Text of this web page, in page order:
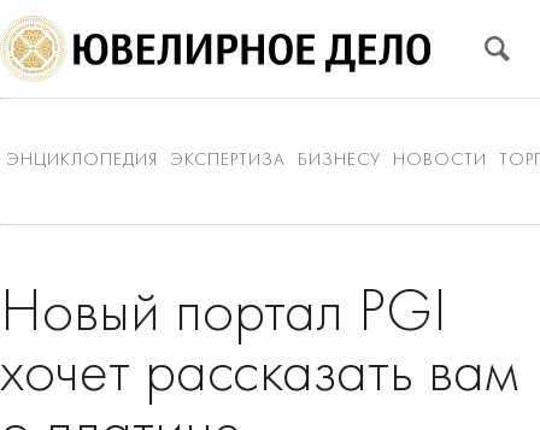
ЭНЦИКЛОПЕДИЯ ЭКСПЕРТИЗА БИЗНЕСУ НОВОСТИ
Новый портал PGI
хочет рассказать вам